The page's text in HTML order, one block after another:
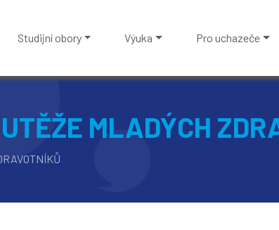
Studijní obory Výuka Pro uchazeče
MLADÝCH